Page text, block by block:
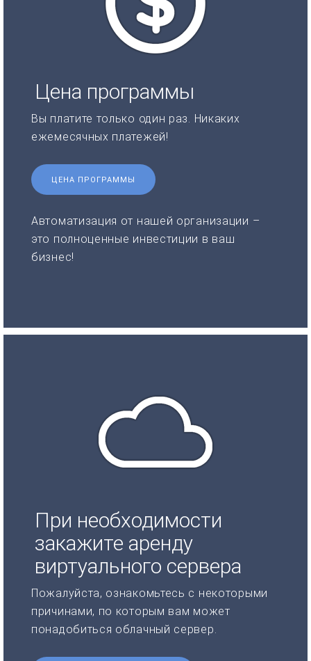
Цена программы
Вы платите только один раз. Никаких
ежемесячных платежей!
ЦЕНА ПРОГРАММЫ
Автоматизация от нашей организации –
это полноценные инвестиции в ваш
бизнес!
При необходимости
закажите аренду
виртуального сервера
Пожалуйста, ознакомьтесь с некоторыми
причинами, по которым вам может
понадобиться облачный сервер.